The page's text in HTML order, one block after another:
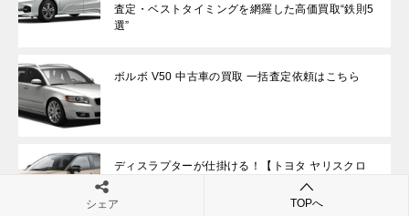
査定・ベストタイミングを網羅した高価買取“鉄則5
選”
ボルボ V50 中古車の買取 一括査定依頼はこちら
ディスラプターが仕掛ける！【トヨタ ヤリスクロ
ス 2020年式】中古車 買取 高額 コツと査定額 最大
化戦略：高価買取の鉄則5選とベストタイミングを
シェア TOPへ